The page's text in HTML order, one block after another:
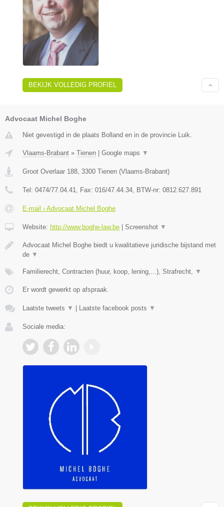
BEKIJK VOLLEDIG PROFIEL
Advocaat Michel Boghe
Niet gevestigd in de plaats Bolland en in de provincie Luik.
Vlaams-Brabant » Tienen Google maps ▼
Groot Overlaar 188 3300 Tienen (Vlaams-Brabant)
Tel: 0474/77.04.41 , Fax: 016/47.44.34 , BTW-nr: ​0812.627.891
E-mail › Advocaat Michel Boghe
Website: http://www.boghe-law.be Screenshot ▼
Advocaat Michel Boghe biedt u kwalitatieve juridische bijstand met
de ▼
Familierecht, Contracten (huur, koop, lening,...), Strafrecht, ▼
Er wordt gewerkt op afspraak.
Laatste tweets ▼ Laatste facebook posts ▼
Sociale media: